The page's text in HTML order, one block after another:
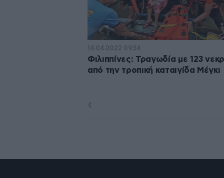
14·04·2022 09:34
Φιλιππίνες: Τραγωδία με 123
από την τροπική καταιγίδα Μέγκι